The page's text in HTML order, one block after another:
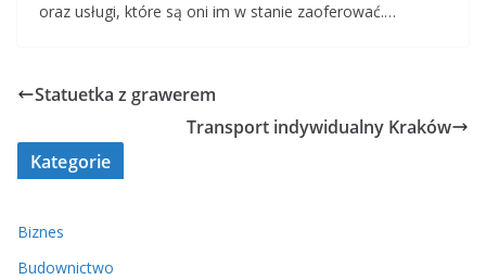
oraz usługi, które są oni im w stanie zaoferować.…
Statuetka z grawerem
Transport indywidualny Kraków
Kategorie
Biznes
Budownictwo